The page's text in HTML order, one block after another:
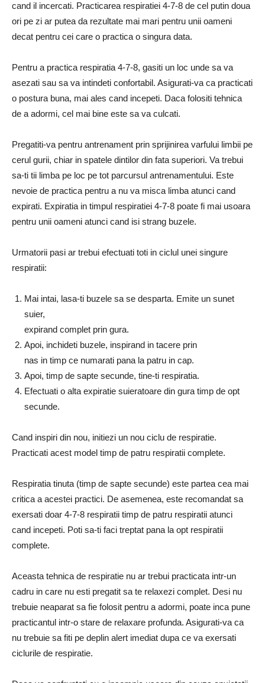
cand il incercati. Practicarea respiratiei 4-7-8 de cel putin doua
ori pe zi ar putea da rezultate mai mari pentru unii oameni
decat pentru cei care o practica o singura data.
Pentru a practica respiratia 4-7-8, gasiti un loc unde sa va
asezati sau sa va intindeti confortabil. Asigurati-va ca practicati
o postura buna, mai ales cand incepeti. Daca folositi tehnica
de a adormi, cel mai bine este sa va culcati.
Pregatiti-va pentru antrenament prin sprijinirea varfului limbii pe
cerul gurii, chiar in spatele dintilor din fata superiori. Va trebui
sa-ti tii limba pe loc pe tot parcursul antrenamentului. Este
nevoie de practica pentru a nu va misca limba atunci cand
expirati. Expiratia in timpul respiratiei 4-7-8 poate fi mai usoara
pentru unii oameni atunci cand isi strang buzele.
Urmatorii pasi ar trebui efectuati toti in ciclul unei singure
respiratii:
Mai intai, lasa-ti buzele sa se desparta. Emite un sunet
suier,
expirand complet prin gura.
Apoi, inchideti buzele, inspirand in tacere prin
nas in timp ce numarati pana la patru in cap.
Apoi, timp de sapte secunde, tine-ti respiratia.
Efectuati o alta expiratie suieratoare din gura timp de opt
secunde.
Cand inspiri din nou, initiezi un nou ciclu de respiratie.
Practicati acest model timp de patru respiratii complete.
Respiratia tinuta (timp de sapte secunde) este partea cea mai
critica a acestei practici. De asemenea, este recomandat sa
exersati doar 4-7-8 respiratii timp de patru respiratii atunci
cand incepeti. Poti sa-ti faci treptat pana la opt respiratii
complete.
Aceasta tehnica de respiratie nu ar trebui practicata intr-un
cadru in care nu esti pregatit sa te relaxezi complet. Desi nu
trebuie neaparat sa fie folosit pentru a adormi, poate inca pune
practicantul intr-o stare de relaxare profunda. Asigurati-va ca
nu trebuie sa fiti pe deplin alert imediat dupa ce va exersati
ciclurile de respiratie.